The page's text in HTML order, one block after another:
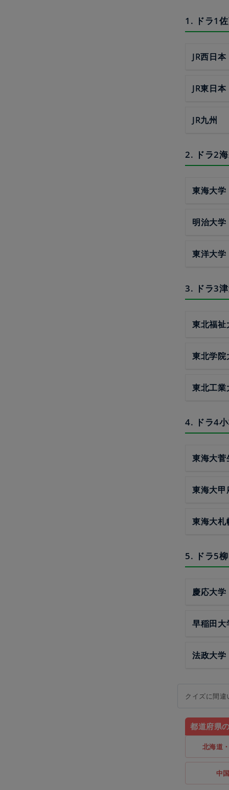
1. ドラ1
JR西日本
JR東日本
JR九州
2. ドラ2
東海大学
明治大学
東洋大学
3. ドラ3
東北福祉
東北学院
東北工業
4. ドラ4
東海大菅
東海大甲
東海大札
5. ドラ5
慶応大学
早稲田大
法政大学
クイズに間
都道府県
北海道
中